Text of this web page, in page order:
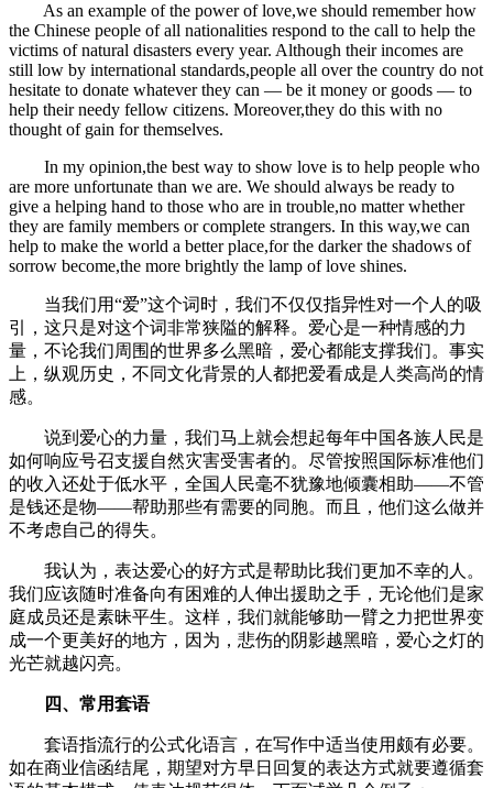
As an example of the power of love,we should remember how
the Chinese people of all nationalities respond to the call to help the
victims of natural disasters every year. Although their incomes are
still low by international standards,people all over the country do not
hesitate to donate whatever they can ― be it money or goods ― to
help their needy fellow citizens. Moreover,they do this with no
thought of gain for themselves.
In my opinion,the best way to show love is to help people who
are more unfortunate than we are. We should always be ready to
give a helping hand to those who are in trouble,no matter whether
they are family members or complete strangers. In this way,we can
help to make the world a better place,for the darker the shadows of
sorrow become,the more brightly the lamp of love shines.
当我们用“爱”这个词时，我们不仅仅指异性对一个人的吸
引，这只是对这个词非常狭隘的解释。爱心是一种情感的力
量，不论我们周围的世界多么黑暗，爱心都能支撑我们。事实
上，纵观历史，不同文化背景的人都把爱看成是人类高尚的情
感。
说到爱心的力量，我们马上就会想起每年中国各族人民是
如何响应号召支援自然灾害受害者的。尽管按照国际标准他们
的收入还处于低水平，全国人民毫不犹豫地倾囊相助――不管
是钱还是物――帮助那些有需要的同胞。而且，他们这么做并
不考虑自己的得失。
我认为，表达爱心的好方式是帮助比我们更加不幸的人。
我们应该随时准备向有困难的人伸出援助之手，无论他们是家
庭成员还是素昧平生。这样，我们就能够助一臂之力把世界变
成一个更美好的地方，因为，悲伤的阴影越黑暗，爱心之灯的
光芒就越闪亮。
四、常用套语
套语指流行的公式化语言，在写作中适当使用颇有必要。
如在商业信函结尾，期望对方早日回复的表达方式就要遵循套